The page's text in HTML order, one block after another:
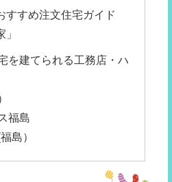
すすめ注文住宅ガイド
を建てられる工務店・ハ
福島
島）